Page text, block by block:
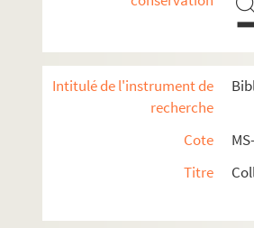
Intitulé de l'instrument de
recherche
Cote
Titre
2-MS-799. Commune et